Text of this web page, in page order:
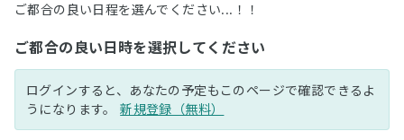
ご都合の良い日程を選んでください...！！
ご都合の良い日時を選択してください
ログインすると、あなたの予定もこのページで確認できるよ
うになります。新規登録（無料）